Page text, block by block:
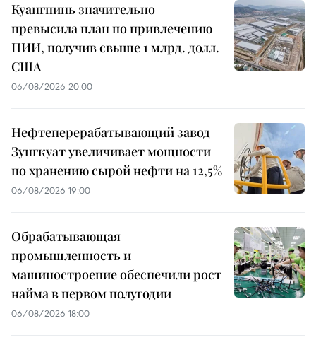
Куангнинь значительно
превысила план по привлечению
ПИИ, получив свыше 1 млрд. долл.
США
06/08/2026 20:00
Нефтеперерабатывающий завод
Зунгкуат увеличивает мощности
по хранению сырой нефти на 12,5%
06/08/2026 19:00
Обрабатывающая
промышленность и
машиностроение обеспечили рост
найма в первом полугодии
06/08/2026 18:00